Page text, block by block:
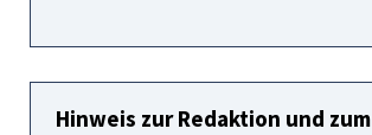
Hinweis zur Redaktion und zum